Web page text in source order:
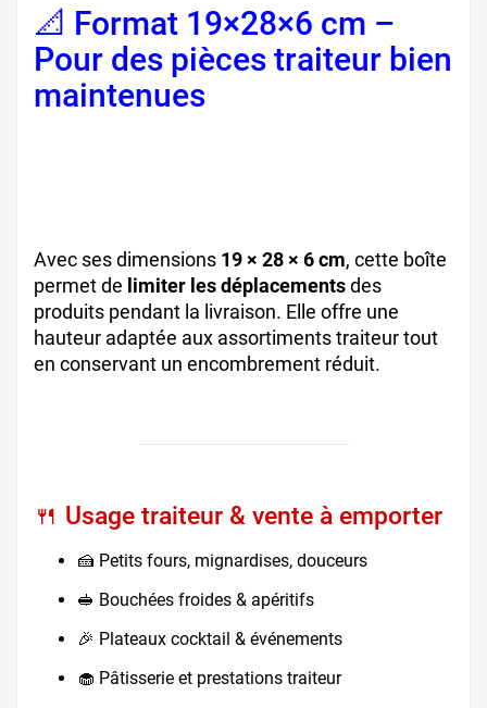
📐 Format 19×28×6 cm –
Pour des pièces traiteur bien
maintenues
Avec ses dimensions 19 × 28 × 6 cm, cette boîte
permet de limiter les déplacementsdes
produits pendant la livraison. Elle offre une
hauteur adaptée aux assortiments traiteur tout
en conservant un encombrement réduit.
🍴 Usage traiteur & vente à emporter
🍰 Petits fours, mignardises, douceurs
🥪 Bouchées froides & apéritifs
🎉 Plateaux cocktail & événements
🧁 Pâtisserie et prestations traiteur